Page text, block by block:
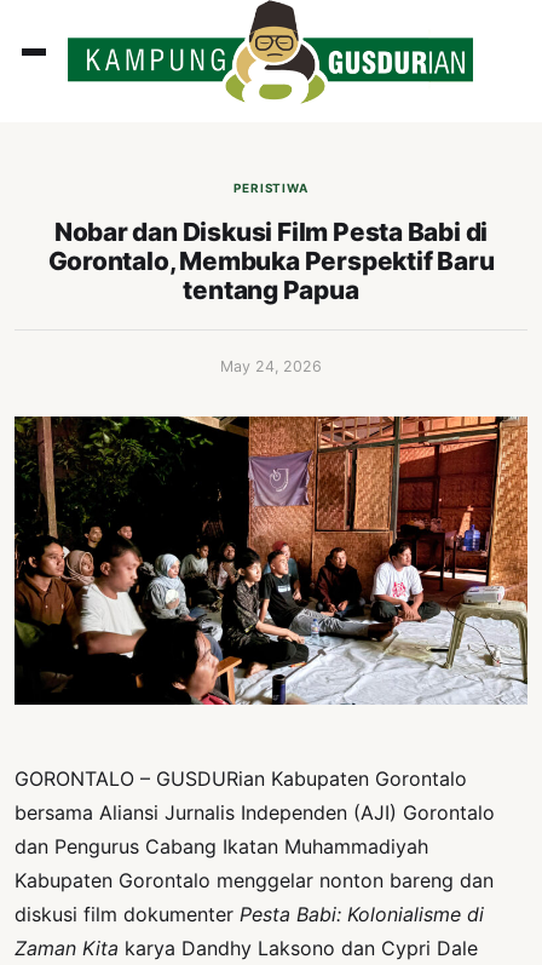
PERISTIWA
Nobar dan Diskusi Film Pesta Babi di
Gorontalo, Membuka Perspektif Baru
tentang Papua
May 24, 2026
GORONTALO – GUSDURian Kabupaten Gorontalo
bersama Aliansi Jurnalis Independen (AJI) Gorontalo
dan Pengurus Cabang Ikatan Muhammadiyah
Kabupaten Gorontalo menggelar nonton bareng dan
diskusi film dokumenter Pesta Babi: Kolonialisme di
Zaman Kita karya Dandhy Laksono dan Cypri Dale